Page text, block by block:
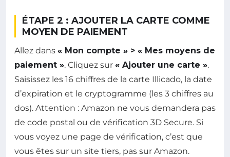
ÉTAPE 2 : AJOUTER LA CARTE COMME
MOYEN DE PAIEMENT
Allez dans « Mon compte » > « Mes moyens de
paiement ». Cliquez sur « Ajouter une carte ».
Saisissez les 16 chiffres de la carte Illicado, la date
d’expiration et le cryptogramme (les 3 chiffres au
dos). Attention : Amazon ne vous demandera pas
de code postal ou de vérification 3D Secure. Si
vous voyez une page de vérification, c’est que
vous êtes sur un site tiers, pas sur Amazon.